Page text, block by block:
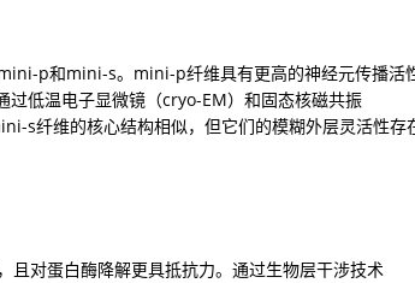
p和mini-s。mini-p纤维具有更高的神经元传播活
低温电子显微镜（cryo-EM）和固态核磁共振
s纤维的核心结构相似，但它们的模糊外层灵活性存
对蛋白酶降解更具抵抗力。通过生物层干涉技术